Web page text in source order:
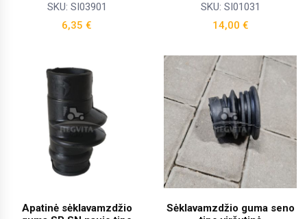
SKU: SI03901
6,35 €
SKU: SI01031
14,00 €
Apatinė sėklavamzdžio
Sėklavamzdžio guma seno